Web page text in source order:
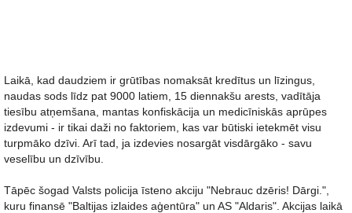
Laikā, kad daudziem ir grūtības nomaksāt kredītus un līzingus,
naudas sods līdz pat 9000 latiem, 15 diennakšu arests, vadītāja
tiesību atņemšana, mantas konfiskācija un medicīniskās aprūpes
izdevumi - ir tikai daži no faktoriem, kas var būtiski ietekmēt visu
turpmāko dzīvi. Arī tad, ja izdevies nosargāt visdārgāko - savu
veselību un dzīvību.
Tāpēc šogad Valsts policija īsteno akciju "Nebrauc dzēris! Dārgi.",
kuru finansē "Baltijas izlaides aģentūra" un AS "Aldaris". Akcijas laikā